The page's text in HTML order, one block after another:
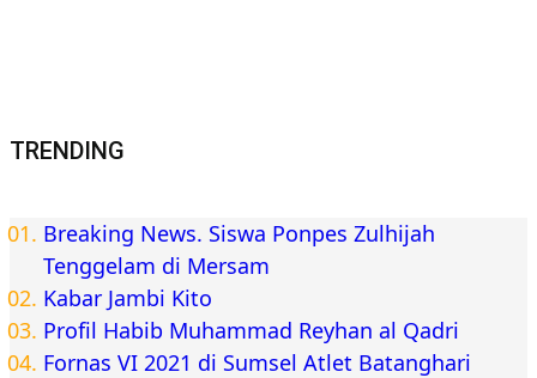
TRENDING
Breaking News. Siswa Ponpes Zulhijah
Tenggelam di Mersam
Kabar Jambi Kito
Profil Habib Muhammad Reyhan al Qadri
Fornas VI 2021 di Sumsel Atlet Batanghari